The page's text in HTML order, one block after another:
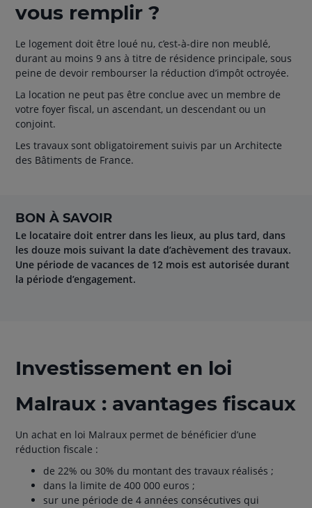
vous remplir ?
Le logement doit être loué nu, c’est-à-dire non meublé,
durant au moins 9 ans à titre de résidence principale, sous
peine de devoir rembourser la réduction d’impôt octroyée.
La location ne peut pas être conclue avec un membre de
votre foyer fiscal, un ascendant, un descendant ou un
conjoint.
Les travaux sont obligatoirement suivis par un Architecte
des Bâtiments de France.
BON À SAVOIR
Le locataire doit entrer dans les lieux, au plus tard, dans
les douze mois suivant la date d’achèvement des travaux.
Une période de vacances de 12 mois est autorisée durant
la période d’engagement.
Investissement en loi
Malraux : avantages fiscaux
Un achat en loi Malraux permet de bénéficier d’une
réduction fiscale :
de 22% ou 30% du montant des travaux réalisés ;
dans la limite de 400 000 euros ;
sur une période de 4 années consécutives qui